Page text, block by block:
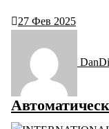
27 Фев 2025